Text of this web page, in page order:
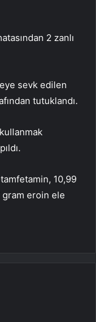
2 zanlı
sevk edilen
tutuklandı.
10,99
eroin ele